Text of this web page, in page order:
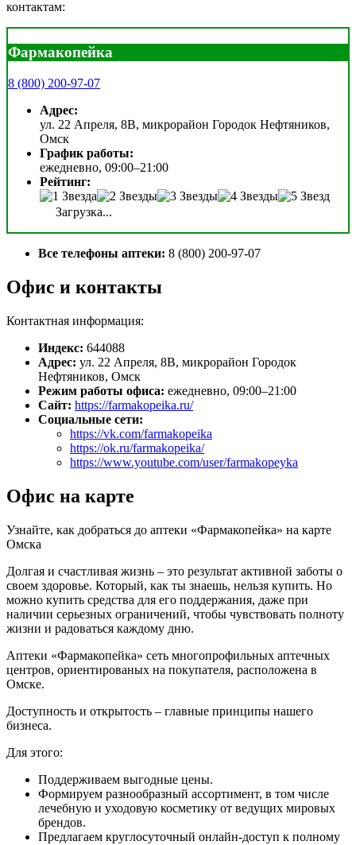
контактам:
Фармакопейка
8 (800) 200-97-07
Адрес:
ул. 22 Апреля, 8В, микрорайон Городок Нефтяников,
Омск
График работы:
ежедневно, 09:00–21:00
Рейтинг:
Загрузка...
Все телефоны аптеки: 8 (800) 200-97-07
Офис и контакты
Контактная информация:
Индекс: 644088
Адрес: ул. 22 Апреля, 8В, микрорайон Городок
Нефтяников, Омск
Режим работы офиса: ежедневно, 09:00–21:00
Сайт: https://farmakopeika.ru/
Социальные сети:
https://vk.com/farmakopeika
https://ok.ru/farmakopeika/
https://www.youtube.com/user/farmakopeyka
Офис на карте
Узнайте, как добраться до аптеки «Фармакопейка» на карте
Омска
Долгая и счастливая жизнь – это результат активной заботы о
своем здоровье. Который, как ты знаешь, нельзя купить. Но
можно купить средства для его поддержания, даже при
наличии серьезных ограничений, чтобы чувствовать полноту
жизни и радоваться каждому дню.
Аптеки «Фармакопейка» сеть многопрофильных аптечных
центров, ориентированых на покупателя, расположена в
Омске.
Доступность и открытость – главные принципы нашего
бизнеса.
Для этого:
Поддерживаем выгодные цены.
Формируем разнообразный ассортимент, в том числе
лечебную и уходовую косметику от ведущих мировых
брендов.
Предлагаем круглосуточный онлайн-доступ к полному